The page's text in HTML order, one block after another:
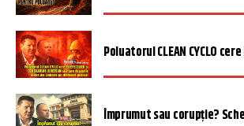
Poluatorul CLEAN CYCLO
Împrumut sau corupție?